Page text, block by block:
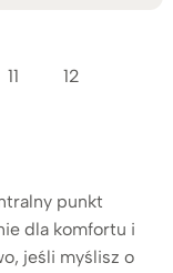
11 12
punkt
dla komfortu i
jeśli myślisz o